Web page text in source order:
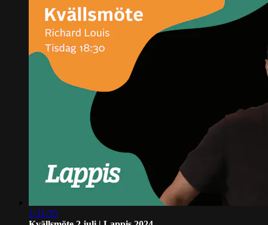
1:31:35